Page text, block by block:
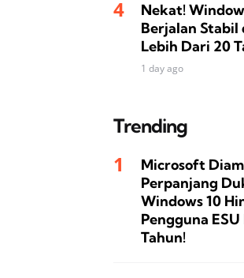
Nekat!
Berjalan Stabil
Lebih Dari 20
1 day ago
Trending
Microsoft
Perpanjang
Windows 10
Pengguna
Tahun!